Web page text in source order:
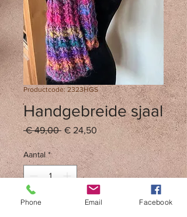
Productcode: 2323HGS
Handgebreide sjaal
€ 49,00 Normale
prijs
€ 24,50Verkoopprijs
Aantal *
Phone Email Facebook